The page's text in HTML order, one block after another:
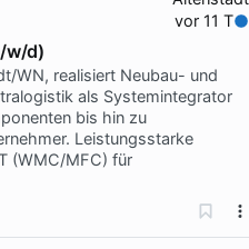
vor 11 T
d)
WN, realisiert Neubau- und
als Systemintegrator
bis hin zu
Leistungsstarke
(WMC/MFC) für